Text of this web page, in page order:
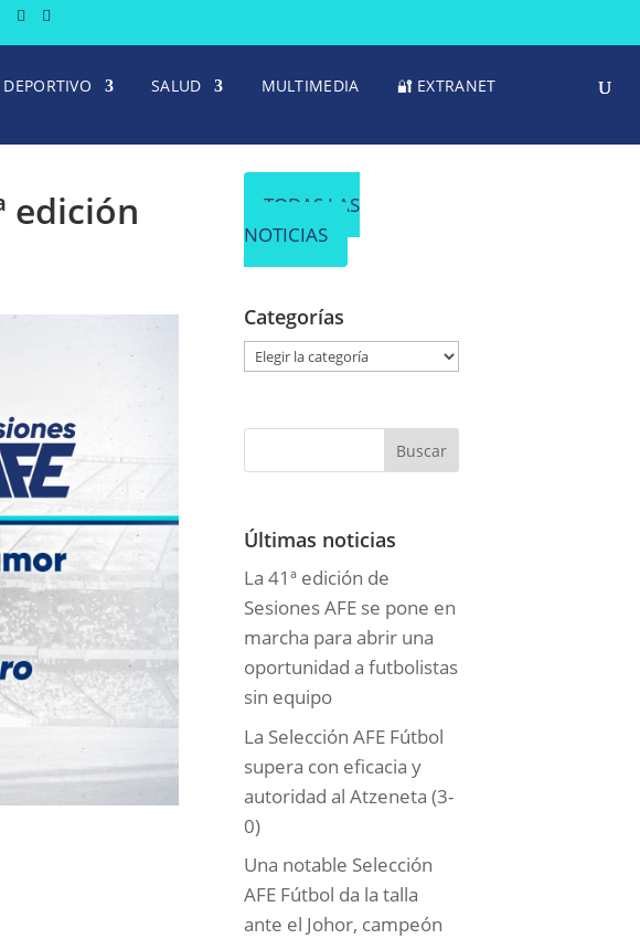
DEPORTIVO SALUD MULTIMEDIA 🔐 EXTRANET
edición
TODAS LAS
NOTICIAS
Categorías
g
r
a
s
Últimas noticias
La 41ª edición de
Sesiones AFE se pone en
marcha para abrir una
oportunidad a futbolistas
sin equipo
La Selección AFE Fútbol
supera con eficacia y
autoridad al Atzeneta (3-
0)
Una notable Selección
AFE Fútbol da la talla
ante el Johor, campeón